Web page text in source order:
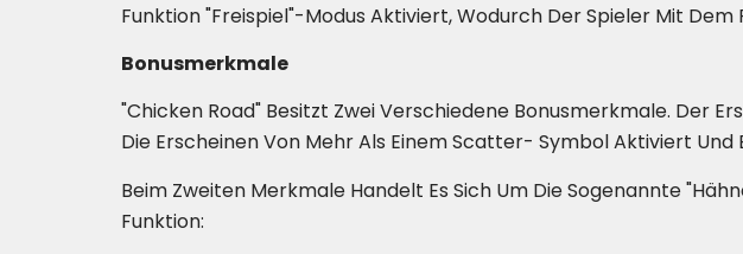
Funktion "Freispiel"-Modus Aktiviert, Wodurch Der Spieler Mit
Bonusmerkmale
"Chicken Road" Besitzt Zwei Verschiedene Bonusmerkmale. Der
Die Erscheinen Von Mehr Als Einem Scatter- Symbol Aktiviert
Beim Zweiten Merkmale Handelt Es Sich Um Die Sogenannte
Funktion: